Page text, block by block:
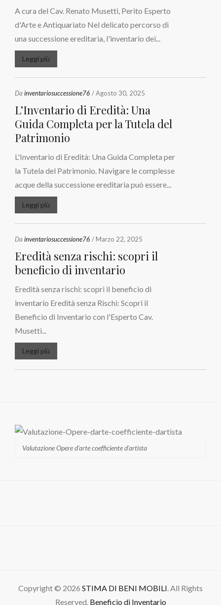
A cura del Cav. Renato Musetti, Perito Esperto
d'Arte e Antiquariato Nel delicato percorso di
una successione ereditaria, l'inventario dei...
Leggi più
Da inventariosuccessione76 / Agosto 30, 2025
L’Inventario di Eredità: Una
Guida Completa per la Tutela del
Patrimonio
L'Inventario di Eredità: Una Guida Completa per
la Tutela del Patrimonio. Navigare le complesse
acque della successione ereditaria può essere...
Leggi più
Da inventariosuccessione76 / Marzo 22, 2025
Eredità senza rischi: scopri il
beneficio di inventario
Eredità senza rischi: scopri il beneficio di
inventario Eredità senza Rischi: Scopri il
Beneficio di Inventario con l'Esperto Cav.
Musetti...
Leggi più
Valutazione Opere d'arte coefficiente d'artista
Copyright © 2026 STIMA DI BENI MOBILI. All Rights
Reserved. Beneficio di Inventario